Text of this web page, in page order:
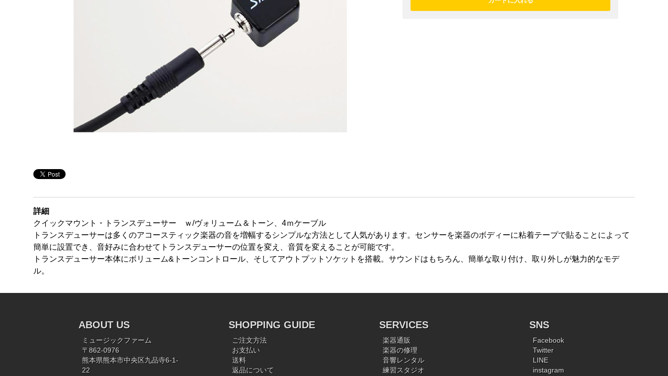
詳細
クイックマウント・トランスデューサー ｗ/ヴォリューム＆トーン、4ｍケーブル
トランスデューサーは多くのアコースティック楽器の音を増幅するシンプルな方法として人気があります。センサーを楽器のボディーに粘着テープで貼ることによって
簡単に設置でき、音好みに合わせてトランスデューサーの位置を変え、音質を変えることが可能です。
トランスデューサー本体にボリューム&トーンコントロール、そしてアウトプットソケットを搭載。サウンドはもちろん、簡単な取り付け、取り外しが魅力的なモデ
ル。
ABOUT US
ミュージックファーム
〒862-0976
熊本県熊本市中央区九品寺6-1-
22
SHOPPING GUIDE
ご注文方法
お支払い
送料
返品について
SERVICES
楽器通販
楽器の修理
音響レンタル
練習スタジオ
SNS
Facebook
Twitter
LINE
instagram